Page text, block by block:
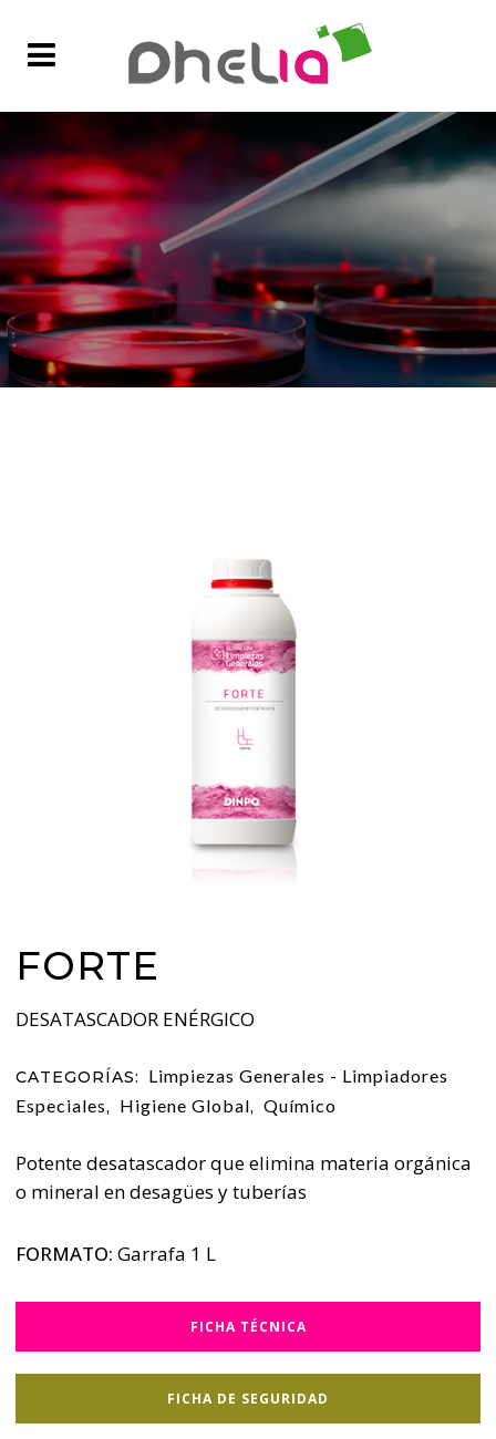
FORTE
DESATASCADOR ENÉRGICO
CATEGORÍAS:
Limpiezas Generales - Limpiadores
Especiales, Higiene Global, Químico
Potente desatascador que elimina materia orgánica
o mineral en desagües y tuberías
FORMATO: Garrafa 1 L
FICHA TÉCNICA
FICHA DE SEGURIDAD